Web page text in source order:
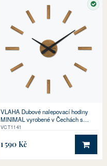
VLAHA Dubové nalepovací hodiny
MINIMAL vyrobené v Čechách s
černými ručkami ⌀59cm
VCT1141
1 590 Kč DO